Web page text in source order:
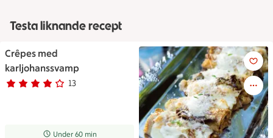
Testa liknande recept
Crêpes med
karljohanssvamp
Betyg 3.8 av 5. 13
13 personer har röstat
Receptet tar Under 60 min att tillaga
Under 60 min
Crêpes med karljohanssvamp